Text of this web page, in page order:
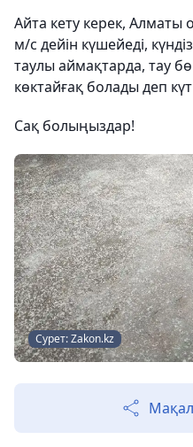
Айта кету керек, Алматы
м/с дейін күшейеді,
таулы аймақтарда, тау
көктайғақ болады деп
Сақ болыңыздар!
Сурет: Zakon.kz